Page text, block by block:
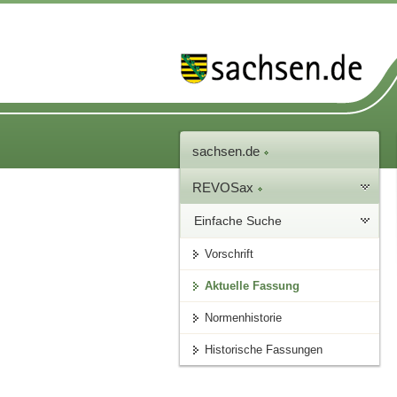
sachsen.de
REVOSax
Einfache Suche
Vorschrift
Aktuelle Fassung
Normenhistorie
Historische Fassungen